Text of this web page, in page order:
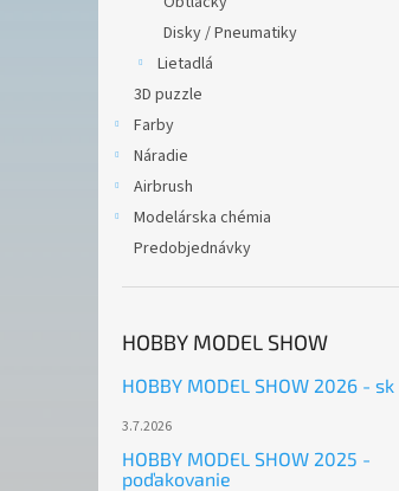
Disky / Pneumatiky
Lietadlá
3D puzzle
Farby
Náradie
Airbrush
Modelárska chémia
Predobjednávky
HOBBY MODEL SHOW
HOBBY MODEL SHOW 2026 - sk
3.7.2026
HOBBY MODEL SHOW 2025 -
poďakovanie